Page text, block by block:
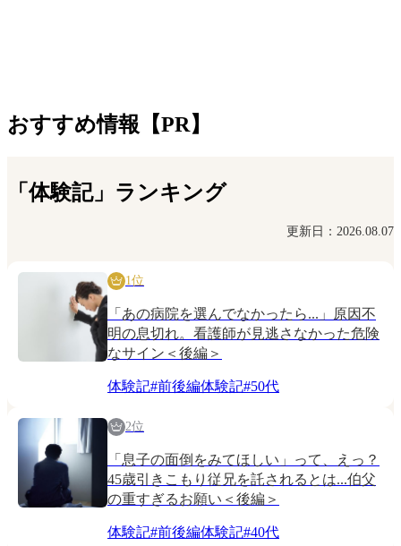
おすすめ情報【PR】
「体験記」ランキング
更新日：2026.08.07
1位
「あの病院を選んでなかったら...」原因不
明の息切れ。看護師が見逃さなかった危険
なサイン＜後編＞
体験記#前後編体験記#50代
2位
「息子の面倒をみてほしい」って、えっ？
45歳引きこもり従兄を託されるとは...伯父
の重すぎるお願い＜後編＞
体験記#前後編体験記#40代